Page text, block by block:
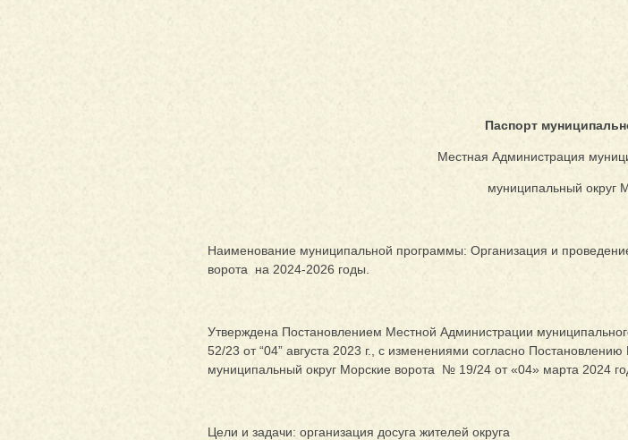
Паспорт
Местная Администрация
муниципальный округ
Наименование муниципальной программы: Организация и
ворота на 2024-2026 годы.
Утверждена Постановлением Местной Администрации
52/23 от “04” августа 2023 г., с изменениями согласно
муниципальный округ Морские ворота № 19/24 от «04» марта 2024
Цели и задачи: организация досуга жителей округа